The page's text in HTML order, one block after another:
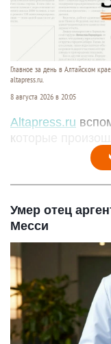
Главное за день в Алтайском крае.
altapress.ru.
8 августа 2026 в 20:05
Altapress.ru
которые
Умер отец
Месси